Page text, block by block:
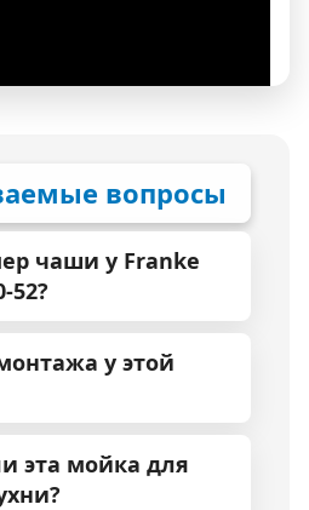
вопросы
чаши у Franke
52?
у этой
эта мойка для